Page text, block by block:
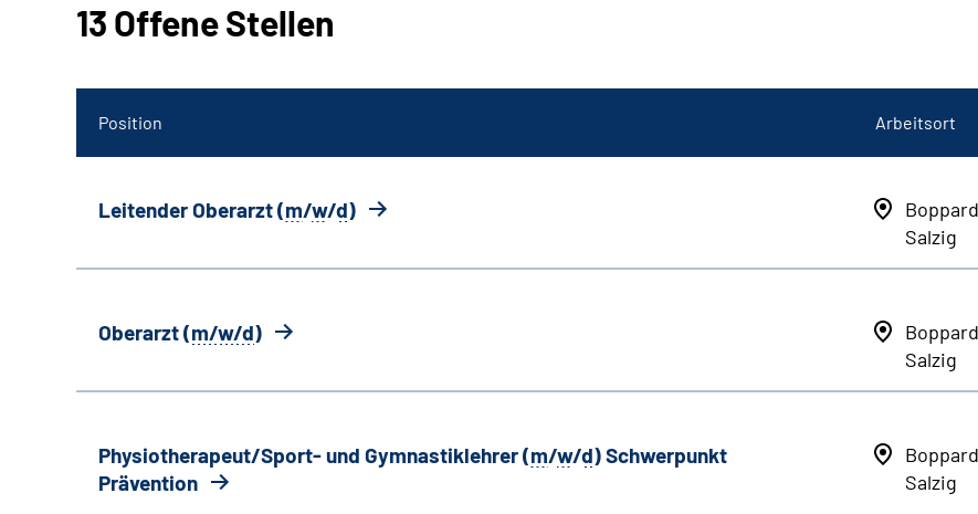
13 Offene Stellen
Position Arbeitsort
Leitender Oberarzt (m/w/d)
Salzig
Oberarzt (m/w/d)
Salzig
Physiotherapeut/Sport- und Gymnastiklehrer (m/w/d) Schwerpunkt
Prävention
Salzig